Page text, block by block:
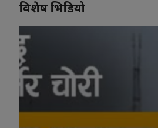
विशेष भिडियो